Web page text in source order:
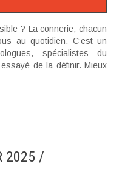
? La connerie, chacun
au quotidien. C’est un
spécialistes du
de la définir. Mieux
2025 /